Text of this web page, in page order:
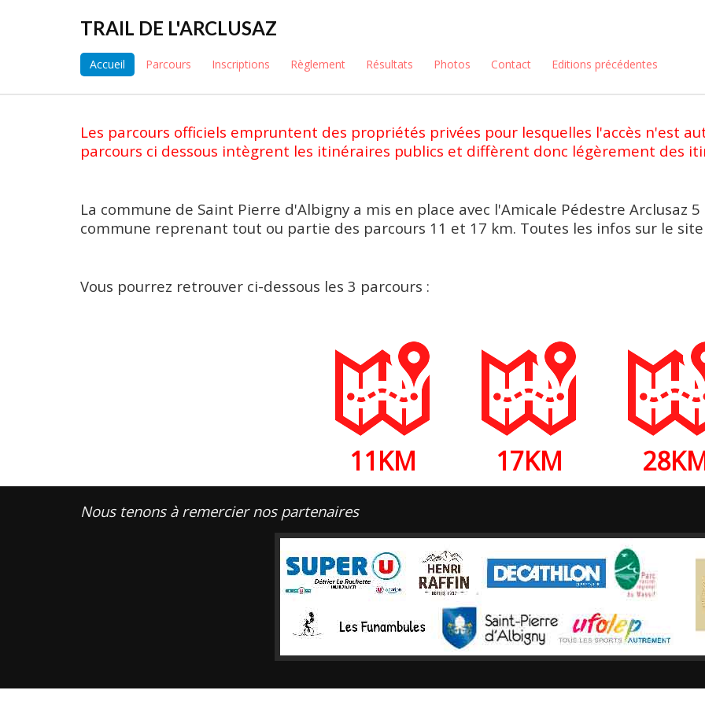
TRAIL DE L'ARCLUSAZ
Accueil Parcours Inscriptions Règlement Résultats Photos Contact Editions précédentes
Les parcours officiels empruntent des propriétés privées pour lesquelles l'accès n'est
parcours ci dessous intègrent les itinéraires publics et diffèrent donc légèrement des
La commune de Saint Pierre d'Albigny a mis en place avec l'Amicale Pédestre Arclusaz
commune reprenant tout ou partie des parcours 11 et 17 km. Toutes les infos sur le
Vous pourrez retrouver ci-dessous les 3 parcours :
11KM 17KM
Nous tenons à remercier nos partenaires